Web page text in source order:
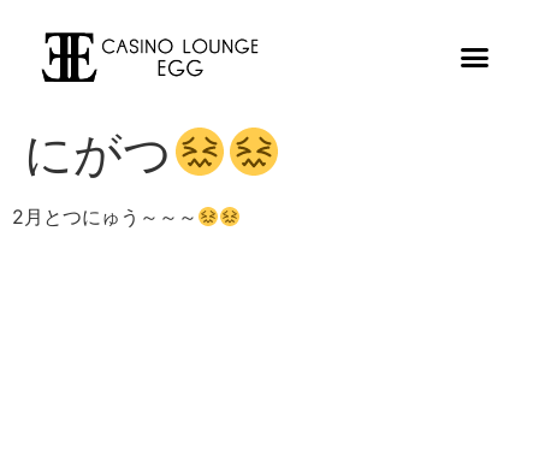
にがつ
2月とつにゅう～～～